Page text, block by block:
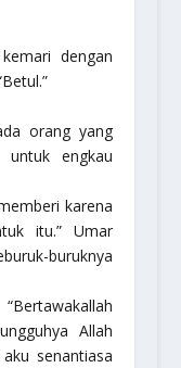
dengan
orang yang
untuk engkau
karena
itu.” Umar
buruknya
Allah
senantiasa